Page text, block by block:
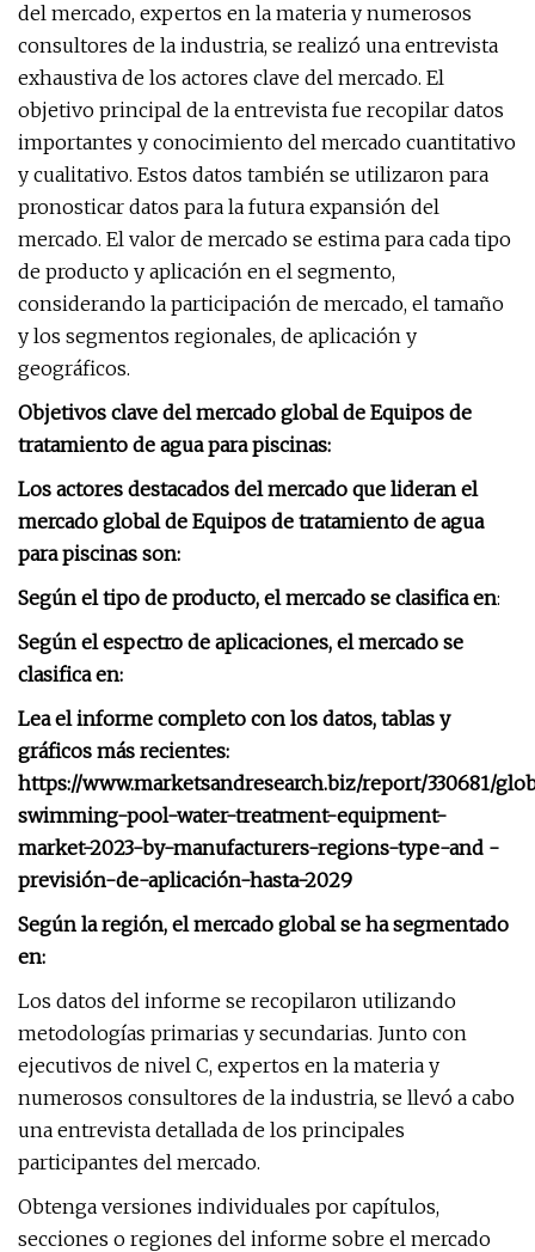
del mercado, expertos en la materia y numerosos
consultores de la industria, se realizó una entrevista
exhaustiva de los actores clave del mercado. El
objetivo principal de la entrevista fue recopilar datos
importantes y conocimiento del mercado cuantitativo
y cualitativo. Estos datos también se utilizaron para
pronosticar datos para la futura expansión del
mercado. El valor de mercado se estima para cada tipo
de producto y aplicación en el segmento,
considerando la participación de mercado, el tamaño
y los segmentos regionales, de aplicación y
geográficos.
Objetivos clave del mercado global de Equipos de
tratamiento de agua para piscinas:
Los actores destacados del mercado que lideran el
mercado global de Equipos de tratamiento de agua
para piscinas son:
Según el tipo de producto, el mercado se clasifica en:
Según el espectro de aplicaciones, el mercado se
clasifica en:
Lea el informe completo con los datos, tablas y
gráficos más recientes:
https://www.marketsandresearch.biz/report/330681/
swimming-pool-water-treatment-equipment-
market-2023-by-manufacturers-regions-type-and -
previsión-de-aplicación-hasta-2029
Según la región, el mercado global se ha segmentado
en:
Los datos del informe se recopilaron utilizando
metodologías primarias y secundarias. Junto con
ejecutivos de nivel C, expertos en la materia y
numerosos consultores de la industria, se llevó a cabo
una entrevista detallada de los principales
participantes del mercado.
Obtenga versiones individuales por capítulos,
secciones o regiones del informe sobre el mercado